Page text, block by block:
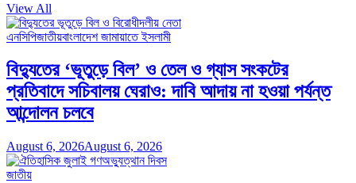
View All
এনসিপিজাতীয়বাংলাদেশ জামায়াতে ইসলামী
বিদ্যুতের ‘ভূতুড়ে বিল’ ও তেল ও গ্যাস সংকটের
প্রতিবাদে সচিবালয় ঘেরাও: দাবি আদায় না হওয়া পর্যন্ত
আন্দোলন চলবে
August 6, 2026August 6, 2026
জাতীয়